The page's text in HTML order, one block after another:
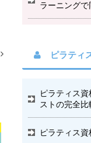
ラーニング
ピラティ
ピラティス
ストの完全比
ピラティス